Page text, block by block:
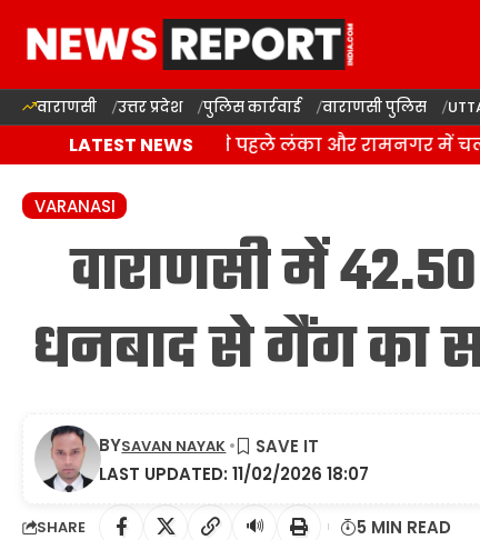
वाराणसी उत्तर प्रदेश पुलिस कार्रवाई वाराणसी पुलिस
LATEST NEWS
कांवड़ यात्रा से पहले लंका और रामनगर में चला
VARANASI
वाराणसी में
धनबाद से गैंग का
LAST UPDATED: 11/02/2026 18:07
BYSAVAN NAYAK
SHARE 🔊 5 MIN READ